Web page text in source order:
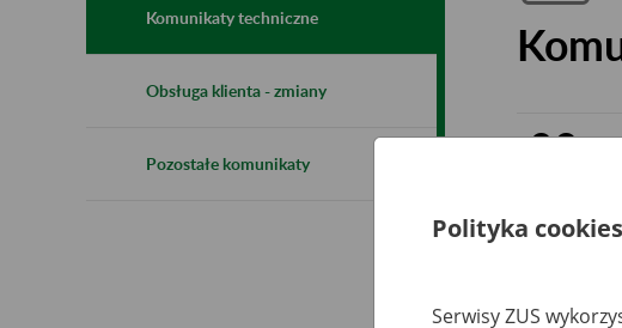
Komunikaty techniczne
Obsługa klienta - zmiany
Pozostałe komunikaty
28
28 2020
25
Polityka cookies
Serwisy ZUS